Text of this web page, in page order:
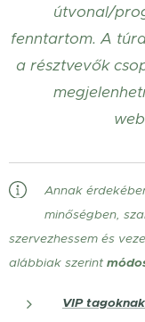
útvonal/
fenntartom. A
a résztvevők
Annak
minőségben,
szervezhessem és
alábbiak szerint
VIP tagoknak